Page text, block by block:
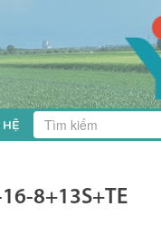
8+13S+TE